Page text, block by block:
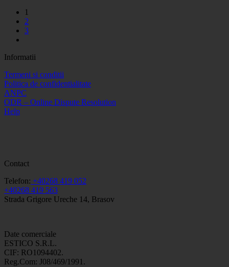
1
2
3
Informatii
Termeni si conditii
Politica de confidentialitate
ANPC
ODR – Online Dispute Resolution
Help
Contact
Telefon: +40268 419 052
+40268 419 563
Strada Grigore Ureche 14, Brasov
Date comerciale
ESTICO S.R.L.
CIF: RO1094402.
Reg.Com: J08/469/1991.